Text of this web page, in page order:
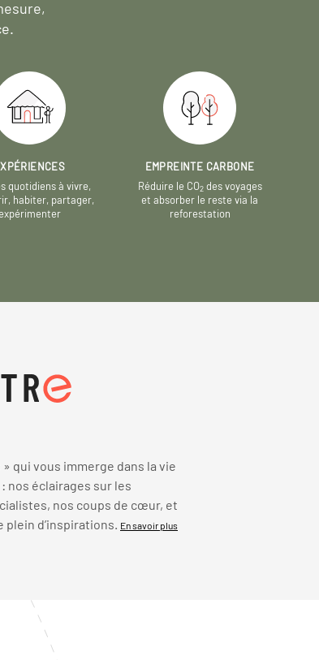
quotidiens à vivre,
habiter, partager,
expérimenter
EMPREINTE CARBONE
Réduire le CO2des voyages
et absorber le reste via la
reforestation
qui vous immerge dans la vie
nos éclairages sur les
nos coups de cœur, et
d’inspirations. En savoir plus